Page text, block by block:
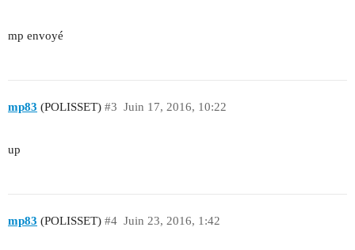
mp envoyé
mp83 (POLISSET) Juin 17, 2016, 10:22
#3
up
mp83 (POLISSET) Juin 23, 2016, 1:42
#4